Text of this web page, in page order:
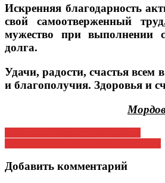
Искренняя благодарность
свой самоотверженный
мужество при выполнении
долга.
Удачи, радости, счастья
и благополучия. Здоровья и
Навигация
по
записям
Добавить комментарий